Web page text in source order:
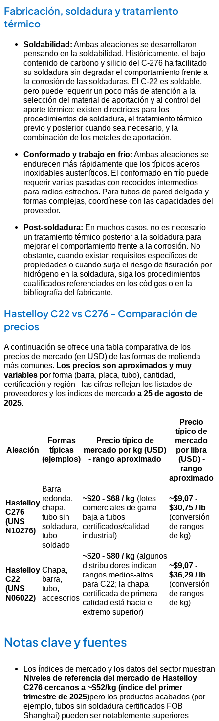
Fabricación, soldadura y tratamiento
térmico
Soldabilidad: Ambas aleaciones se desarrollaron
pensando en la soldabilidad. Históricamente, el bajo
contenido de carbono y silicio del C-276 ha facilitado
su soldadura sin degradar el comportamiento frente a
la corrosión de las soldaduras. El C-22 es soldable,
pero puede requerir un poco más de atención a la
selección del material de aportación y al control del
aporte térmico; existen directrices para los
procedimientos de soldadura, el tratamiento térmico
previo y posterior cuando sea necesario, y la
combinación de los metales de aportación.
Conformado y trabajo en frío: Ambas aleaciones se
endurecen más rápidamente que los típicos aceros
inoxidables austeníticos. El conformado en frío puede
requerir varias pasadas con recocidos intermedios
para radios estrechos. Para tubos de pared delgada y
formas complejas, coordínese con las capacidades del
proveedor.
Post-soldadura: En muchos casos, no es necesario
un tratamiento térmico posterior a la soldadura para
mejorar el comportamiento frente a la corrosión. No
obstante, cuando existan requisitos específicos de
propiedades o cuando surja el riesgo de fisuración por
hidrógeno en la soldadura, siga los procedimientos
cualificados referenciados en los códigos o en la
bibliografía del fabricante.
Hastelloy C22 vs C276 - Comparación de
precios
A continuación se ofrece una tabla comparativa de los
precios de mercado (en USD) de las formas de molienda
más comunes. Los precios son aproximados y muy
variables por forma (barra, placa, tubo), cantidad,
certificación y región - las cifras reflejan los listados de
proveedores y los índices de mercado a 25 de agosto de
2025.
Aleación
Formas
típicas
(ejemplos)
Precio típico de
mercado por kg (USD)
- rango aproximado
Precio
típico de
mercado
por libra
(USD)-
rango
aproximado
Hastelloy
C276
(UNS
N10276)
Barra
redonda,
chapa,
tubo sin
soldadura,
tubo
soldado
~$20 - $68 / kg (lotes
comerciales de gama
baja a tubos
certificados/calidad
industrial)
~$9,07 -
$30,75 / lb
(conversión
de rangos
de kg)
Hastelloy
C22
(UNS
N06022)
Chapa,
barra,
tubo,
accesorios
~$20 - $80 / kg (algunos
distribuidores indican
rangos medios-altos
para C22; la chapa
certificada de primera
calidad está hacia el
extremo superior)
~$9,07 -
$36,29 / lb
(conversión
de rangos
de kg)
Notas clave y fuentes
Los índices de mercado y los datos del sector muestran
Niveles de referencia del mercado de Hastelloy
C276 cercanos a ~$52/kg (índice del primer
trimestre de 2025)pero los productos acabados (por
ejemplo, tubos sin soldadura certificados FOB
Shanghai) pueden ser notablemente superiores